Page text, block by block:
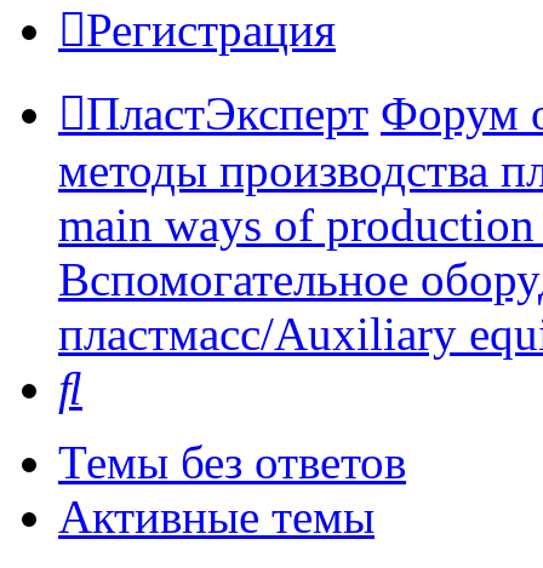
Регистрация
ПластЭксперт Форум
методы производства
main ways of
Вспомогательное
пластмасс/Auxiliary
Темы без ответов
Активные темы